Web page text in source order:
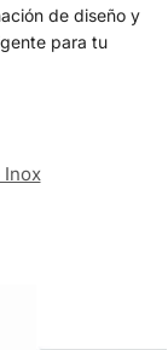
de diseño y
para tu